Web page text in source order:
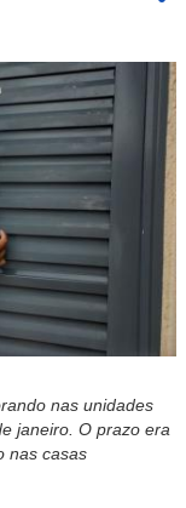
nas unidades
janeiro. O prazo era
nas casas